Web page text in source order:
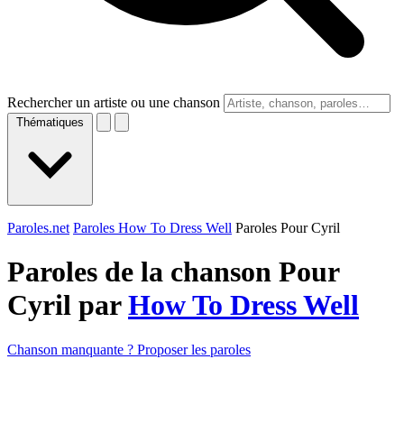
Rechercher un artiste ou une chanson
Thématiques
Paroles.net Paroles How To Dress Well Paroles Pour Cyril
Paroles de la chanson Pour
Cyril parHow To Dress Well
Chanson manquante ? Proposer les paroles